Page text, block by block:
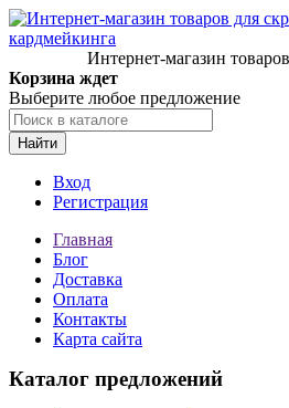
Интернет-магазин
Корзина ждет
Выберите любое предложение
Найти
Вход
Регистрация
Главная
Блог
Доставка
Оплата
Контакты
Карта сайта
Каталог предложений